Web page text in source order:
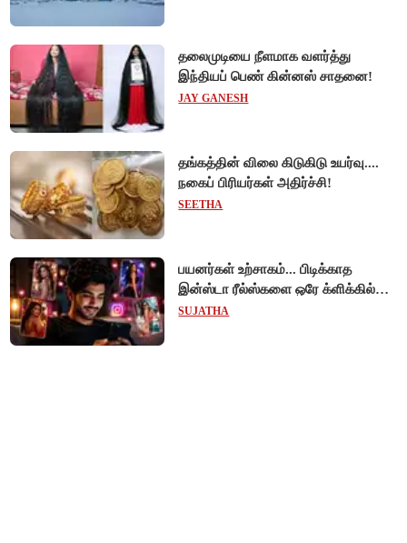
தலைமுடியை நீளமாக வளர்த்து
இந்தியப் பெண் கின்னஸ் சாதனை!
JAY GANESH
தங்கத்தின் விலை கிடுகிடு உயர்வு....
நகைப் பிரியர்கள் அதிர்ச்சி!
SEETHA
பயனர்கள் உற்சாகம்... பிடிக்காத
இன்ஸ்டா ரீல்ஸ்களை ஒரே க்ளிக்கில்
மாற்றியமைக்கலாம்!
SUJATHA